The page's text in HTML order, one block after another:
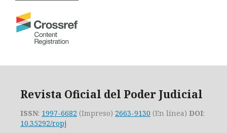
Revista Oficial del Poder Judicial
ISSN: 1997-6682 (Impreso) 2663-9130 (En línea) DOI:
10.35292/ropj